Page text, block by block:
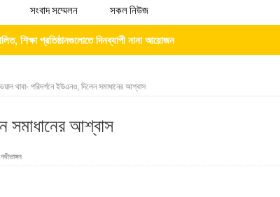
সংবাদ সম্মেলন সকল নিউজ
শুভ উদ্বোধন
মাটি হারিয়ে দিশেহারা মানুষ
থাবা- পরিদর্শনে ইউএনও, দিলেন সমাধানের আশ্বাস
সমাধানের আশ্বাস
নদীভাঙ্গন